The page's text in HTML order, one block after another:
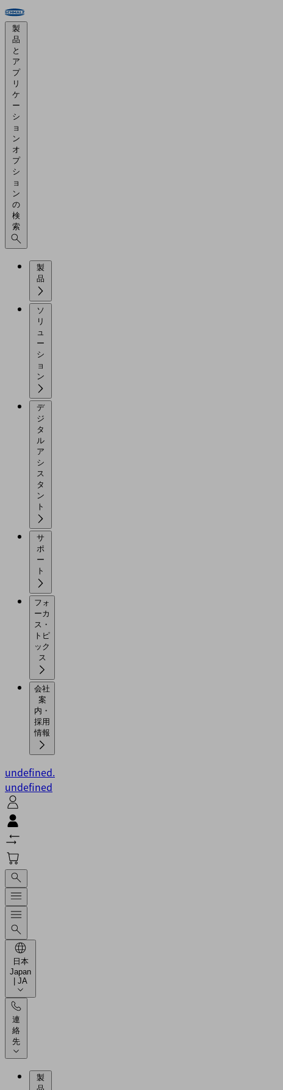
製
品
と
ア
プ
リ
ケ
ー
シ
ョ
ン
オ
プ
シ
ョ
ン
の
検
索
製
ソ
リ
ュ
ー
シ
ョ
デ
ジ
タ
ル
ア
シ
ス
タ
ン
サ
ポ
ー
フォ
ーカ
ス・
トピ
ック
会社
案
内・
採用
情報
undefined.
undefined
日本
Japan
| JA
連
絡
先
製